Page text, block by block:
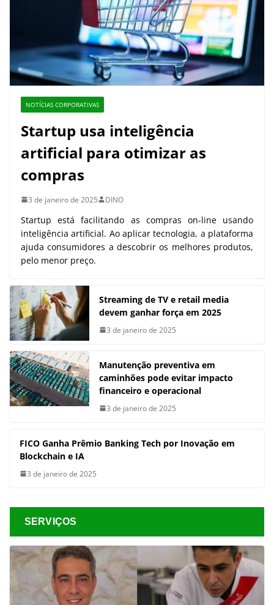
NOTÍCIAS CORPORATIVAS
Startup usa inteligência
artificial para otimizar as
compras
3 de janeiro de 2025 DINO
Startup está facilitando as compras on-line usando
inteligência artificial. Ao aplicar tecnologia, a plataforma
ajuda consumidores a descobrir os melhores produtos,
pelo menor preço.
Streaming de TV e retail media
devem ganhar força em 2025
3 de janeiro de 2025
Manutenção preventiva em
caminhões pode evitar impacto
financeiro e operacional
3 de janeiro de 2025
FICO Ganha Prêmio Banking Tech por Inovação em
Blockchain e IA
3 de janeiro de 2025
SERVIÇOS